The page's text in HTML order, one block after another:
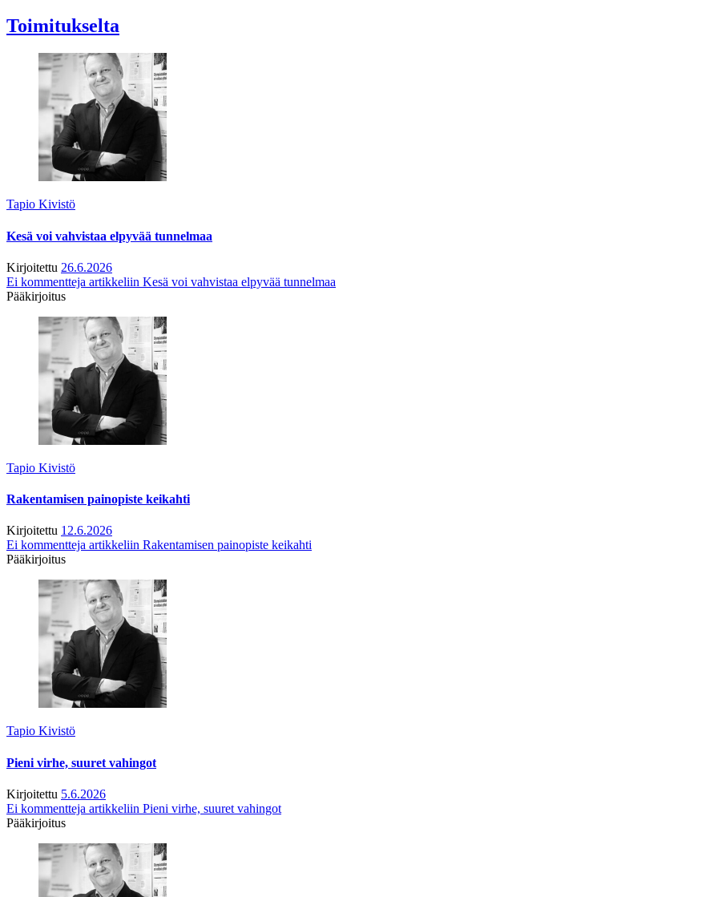
Toimitukselta
Tapio Kivistö
Kesä voi vahvistaa elpyvää tunnelmaa
Kirjoitettu 26.6.2026
Ei kommentteja artikkeliin Kesä voi vahvistaa elpyvää tunnelmaa
Pääkirjoitus
Tapio Kivistö
Rakentamisen painopiste keikahti
Kirjoitettu 12.6.2026
Ei kommentteja artikkeliin Rakentamisen painopiste keikahti
Pääkirjoitus
Tapio Kivistö
Pieni virhe, suuret vahingot
Kirjoitettu 5.6.2026
Ei kommentteja artikkeliin Pieni virhe, suuret vahingot
Pääkirjoitus